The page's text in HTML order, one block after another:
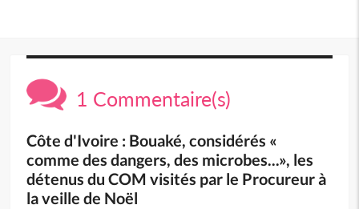
1 Commentaire(s)
Côte d'Ivoire : Bouaké, considérés «
comme des dangers, des microbes...», les
détenus du COM visités par le Procureur à
la veille de Noël